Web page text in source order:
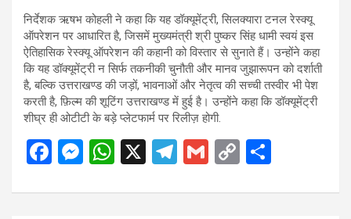
निर्देशक ऋषभ कोहली ने कहा कि यह डॉक्यूमेंट्री, सिलक्यारा टनल रेस्क्यू
ऑपरेशन पर आधारित है, जिसमें मुख्यमंत्री श्री पुष्कर सिंह धामी स्वयं इस
ऐतिहासिक रेस्क्यू ऑपरेशन की कहानी को विस्तार से सुनाते हैं। उन्होंने कहा
कि यह डॉक्यूमेंट्री न सिर्फ तकनीकी चुनौती और मानव जुझारूपन को दर्शाती
है, बल्कि उत्तराखण्ड की जड़ों, भावनाओं और नेतृत्व की सच्ची तस्वीर भी पेश
करती है, फ़िल्म की शूटिंग उत्तराखण्ड में हुई है। उन्होंने कहा कि डॉक्यूमेंट्री
शीघ्र ही ओटीटी के बड़े प्लेटफार्म पर रिलीज़ होगी.
F
ce
M
se
W
at
X
T
e
G
ail
C
py ar